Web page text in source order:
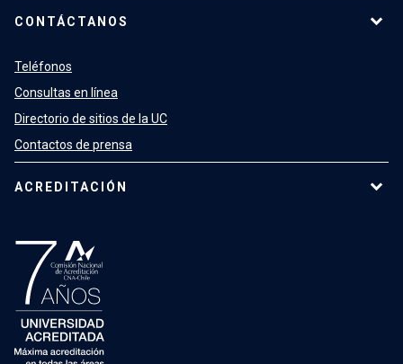
CONTÁCTANOS
Teléfonos
Consultas en línea
Directorio de sitios de la UC
Contactos de prensa
ACREDITACIÓN